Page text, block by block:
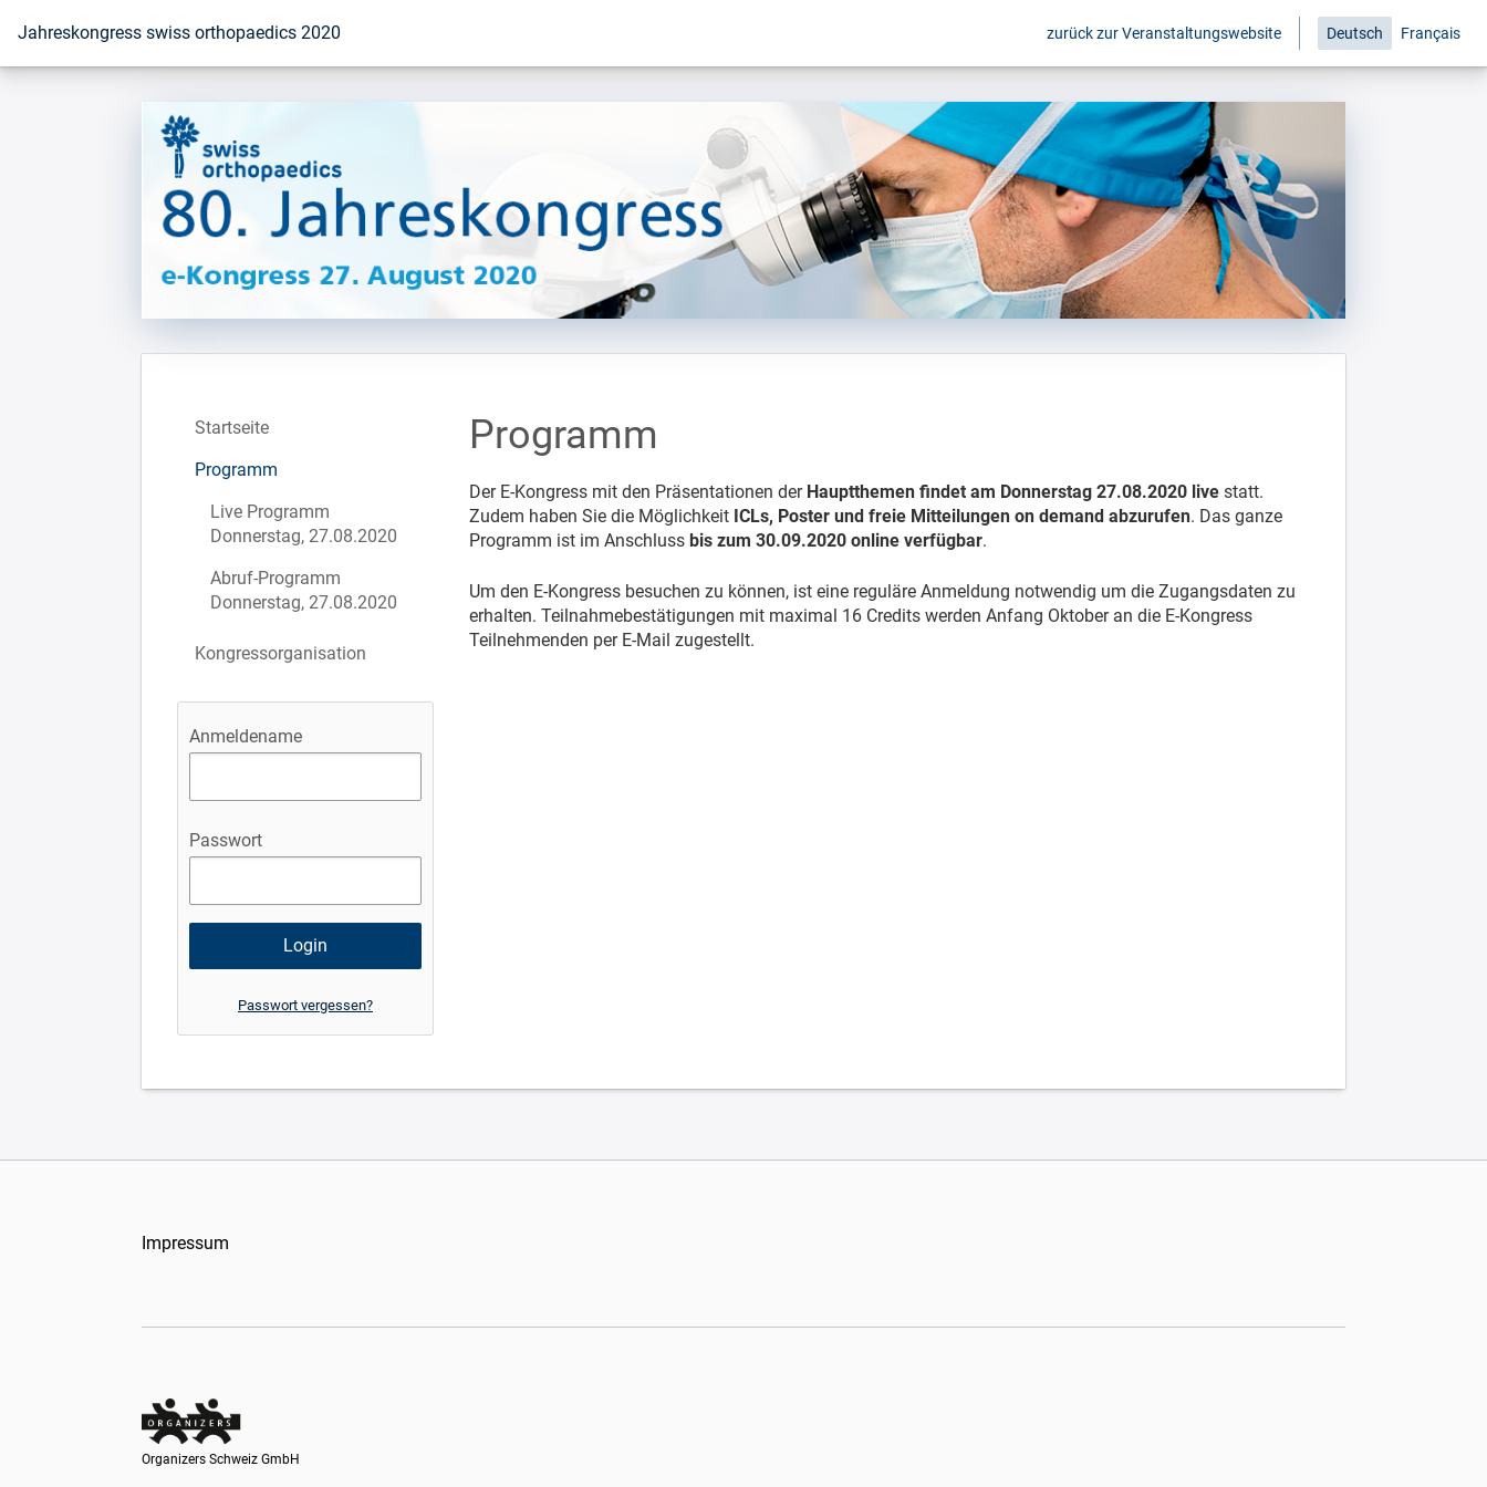
Zur Startseite
Jahreskongress swiss orthopaedics 2020 zurück zur Veranstaltungswebsite Deutsch Français
Startseite
Programm
Live Programm
Donnerstag, 27.08.2020
Abruf-Programm
Donnerstag, 27.08.2020
Kongressorganisation
Anmeldename
Passwort
Passwort vergessen?
Programm
Der E-Kongress mit den Präsentationen der Hauptthemen findet am Donnerstag 27.08.2020 live statt.
Zudem haben Sie die Möglichkeit ICLs, Poster und freie Mitteilungen on demand abzurufen. Das ganze
Programm ist im Anschluss bis zum 30.09.2020 online verfügbar.
Um den E-Kongress besuchen zu können, ist eine reguläre Anmeldung notwendig um die Zugangsdaten zu
erhalten. Teilnahmebestätigungen mit maximal 16 Credits werden Anfang Oktober an die E-Kongress
Teilnehmenden per E-Mail zugestellt.
Impressum
Organizers Schweiz GmbH
Organizers Schweiz GmbH